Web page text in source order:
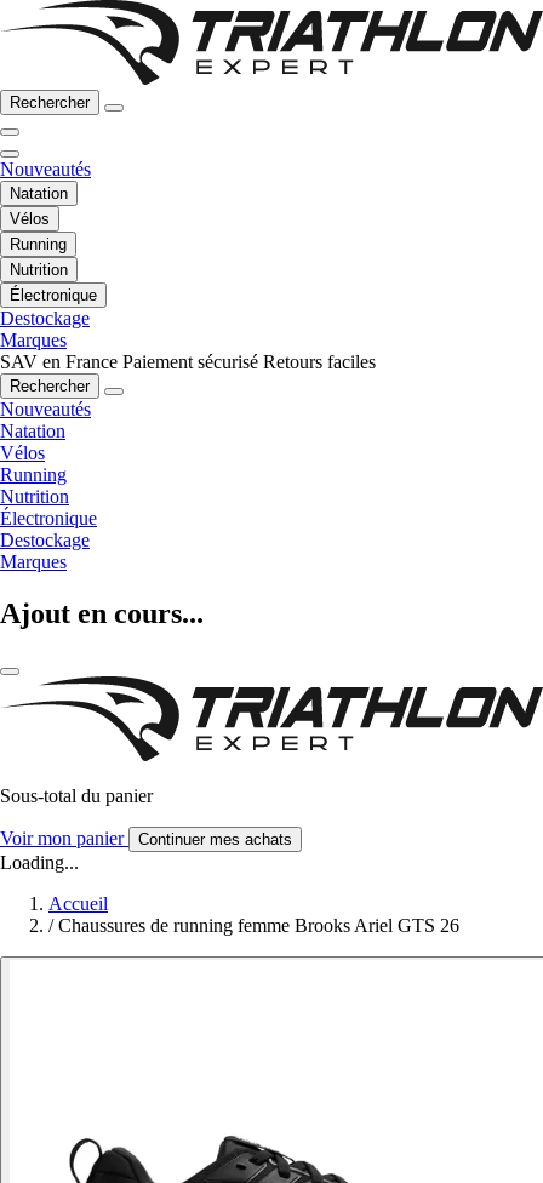
Rechercher
Nouveautés
Natation
Vélos
Running
Nutrition
Électronique
Destockage
Marques
SAV en France Paiement sécurisé Retours faciles
Rechercher
Nouveautés
Natation
Vélos
Running
Nutrition
Électronique
Destockage
Marques
Ajout en cours...
Sous-total du panier
Voir mon panier Continuer mes achats
Loading...
Accueil
/ Chaussures de running femme Brooks Ariel GTS 26